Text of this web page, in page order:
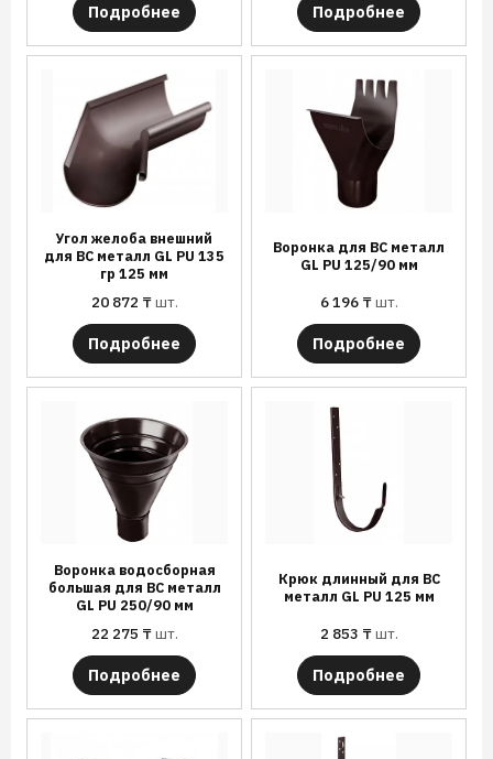
Подробнее Подробнее
Угол желоба внешний
для ВС металл GL PU 135
гр 125 мм
20 872 ₸шт.
Подробнее
Воронка для ВС металл
GL PU 125/90 мм
6 196 ₸шт.
Подробнее
Воронка водосборная
большая для ВС металл
GL PU 250/90 мм
22 275 ₸шт.
Подробнее
Крюк длинный для ВС
металл GL PU 125 мм
2 853 ₸шт.
Подробнее